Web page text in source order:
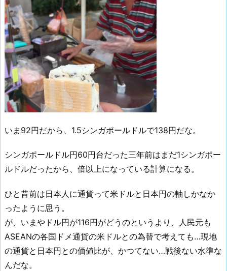
いま92円だから、1.5シンガポールドルで138円だな。
シンガポールドル円60円台だった三年前はまだ1シンガポー
ルドルだったから、倍以上になっている計算になる。
ひと昔前は日本人に通貨って米ドルと日本円の軸しかなか
ったように思う。
が、いまやドル円が116円がどうのというより、人民元も
ASEANの各国ドメ通貨の米ドルとの為替で考えても…現地
の通貨と日本円との価値比が、かつてない…戦後ない水準な
んだな。